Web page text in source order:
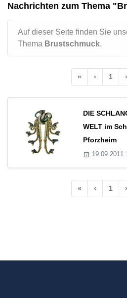
Nachrichten zum Thema
Auf dieser Seite finden Sie
Thema Brustschmuck.
« ‹ 1 ›
DIE
WELT im
Pforzheim
19.09.2011
« ‹ 1 ›